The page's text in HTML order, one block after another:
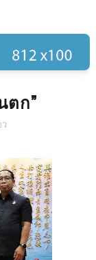
ตก”